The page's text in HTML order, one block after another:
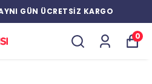
GÜN ÜCRETSİZ KARGO
0